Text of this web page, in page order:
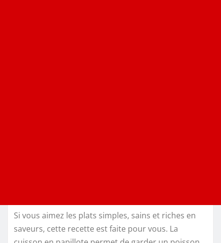
Si vous aimez les plats simples, sains et riches en
saveurs, cette recette est faite pour vous. La